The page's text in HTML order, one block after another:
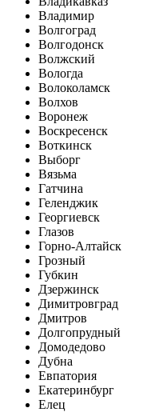
Владимир
Волгоград
Волгодонск
Волжский
Вологда
Волоколамск
Волхов
Воронеж
Воскресенск
Воткинск
Выборг
Вязьма
Гатчина
Геленджик
Георгиевск
Глазов
Горно-Алтайск
Грозный
Губкин
Дзержинск
Димитровград
Дмитров
Долгопрудный
Домодедово
Дубна
Евпатория
Екатеринбург
Елец